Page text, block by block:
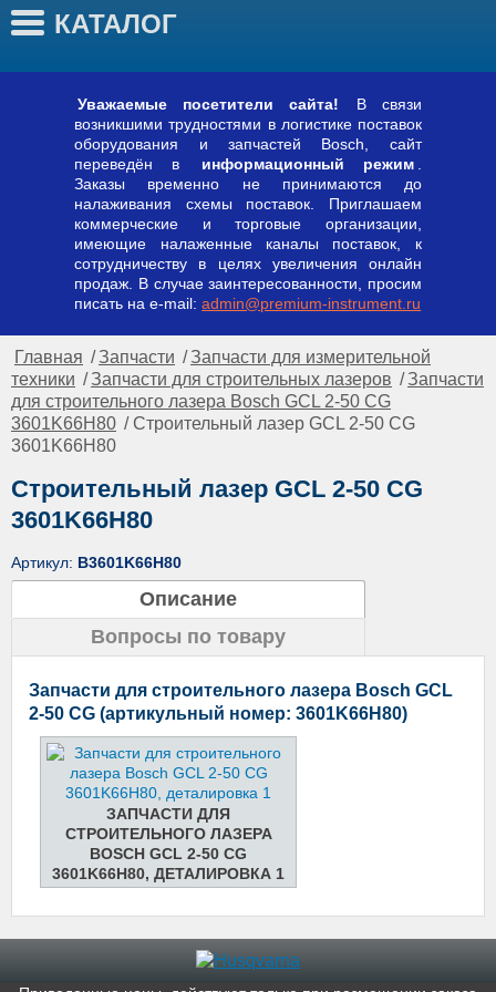
КАТАЛОГ
Уважаемые посетители сайта!
В связи
возникшими трудностями в логистике поставок
оборудования и запчастей Bosch, сайт
переведён в
информационный режим
Заказы временно не принимаются до
налаживания схемы поставок. Приглашаем
коммерческие и торговые организации,
имеющие налаженные каналы поставок, к
сотрудничеству в целях увеличения онлайн
продаж. В случае заинтересованности, просим
писать на e-mail:admin@premium-instrument.ru
Главная / Запчасти / Запчасти для измерительной
техники / Запчасти для строительных лазеров / Запчасти
для строительного лазера Bosch GCL 2-50 CG
3601K66H80 / Строительный лазер GCL 2-50 CG
3601K66H80
Строительный лазер GCL 2-50 CG
3601K66H80
Артикул: B3601K66H80
Описание
Вопросы по товару
Запчасти для строительного лазера Bosch GCL
2-50 CG (артикульный номер: 3601K66H80)
ЗАПЧАСТИ ДЛЯ
СТРОИТЕЛЬНОГО ЛАЗЕРА
BOSCH GCL 2-50 CG
3601K66H80, ДЕТАЛИРОВКА 1